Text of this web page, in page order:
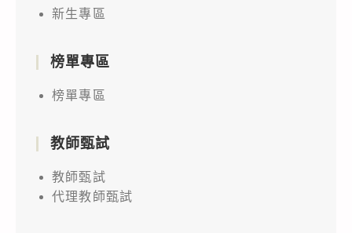
新生專區
榜單專區
榜單專區
教師甄試
教師甄試
代理教師甄試